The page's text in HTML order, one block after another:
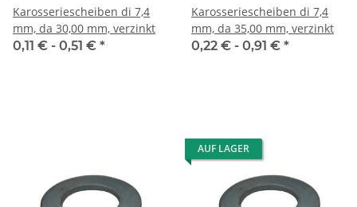
Karosseriescheiben di 7,4
mm, da 30,00 mm, verzinkt
0,11 € - 0,51 € *
Karosseriescheiben di 7,4
mm, da 35,00 mm, verzinkt
0,22 € - 0,91 € *
AUF LAGER